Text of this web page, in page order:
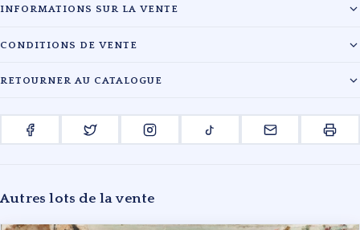
INFORMATIONS SUR LA VENTE
ENCHÉRIR EN LIGNE
CONDITIONS DE VENTE
Pour toute information complémentaire, veuillez contacter le cabinet.
RETOURNER AU CATALOGUE
Autres lots de la vente